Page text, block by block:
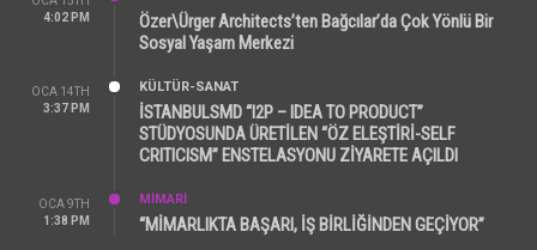
4:02 PM
Özer\Ürger Architects’ten Bağcılar’da Çok Yönlü Bir
Sosyal Yaşam Merkezi
OCA 14TH
3:37 PM
KÜLTÜR-SANAT
İSTANBULSMD “I2P – IDEA TO PRODUCT”
STÜDYOSUNDA ÜRETİLEN “ÖZ ELEŞTİRİ-SELF
CRITICISM” ENSTELASYONU ZİYARETE AÇILDI
OCA 9TH
1:38 PM
MİMARİ
“MİMARLIKTA BAŞARI, İŞ BİRLİĞİNDEN GEÇİYOR”